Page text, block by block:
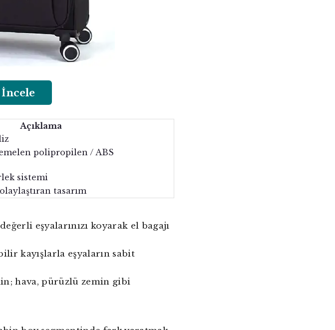
Açıklama
polipropilen / ABS
sistemi
tasarım
eşyalarınızı koyarak el bagajı
kayışlarla eşyaların sabit
hava, pürüzlü zemin gibi